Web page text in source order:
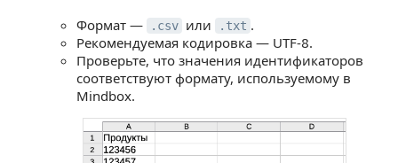
Формат —
.csv или .txt .
Рекомендуемая кодировка — UTF-8.
Проверьте, что значения идентификаторов
соответствуют формату, используемому в
Mindbox.